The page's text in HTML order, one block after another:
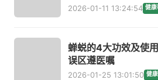
2026-01-11 13:24:54 健康
蝉蜕的4大功效及使
误区遵医嘱
2026-01-25 13:01:50 健